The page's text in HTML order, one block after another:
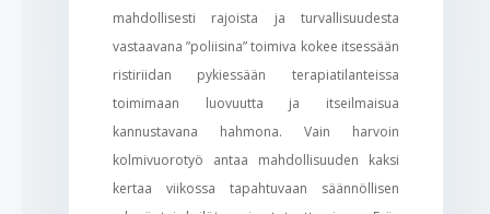
mahdollisesti rajoista ja turvallisuudesta
vastaavana ”poliisina” toimiva kokee itsessään
ristiriidan pykiessään terapiatilanteissa
toimimaan luovuutta ja itseilmaisua
kannustavana hahmona. Vain harvoin
kolmivuorotyö antaa mahdollisuuden kaksi
kertaa viikossa tapahtuvaan säännöllisen